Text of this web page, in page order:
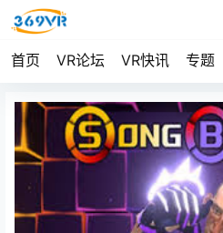
首页 VR论坛 VR快讯 专题